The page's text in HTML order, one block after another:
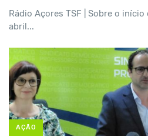
Rádio Açores TSF | Sobre o
abril...
AÇÃO